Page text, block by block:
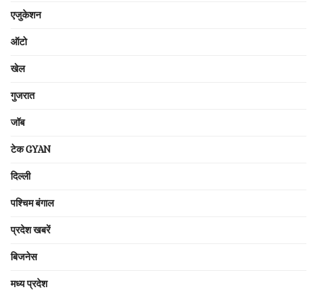
एजुकेशन
ऑटो
खेल
गुजरात
जॉब
टेक GYAN
दिल्ली
पश्चिम बंगाल
प्रदेश खबरें
बिजनेस
मध्य प्रदेश